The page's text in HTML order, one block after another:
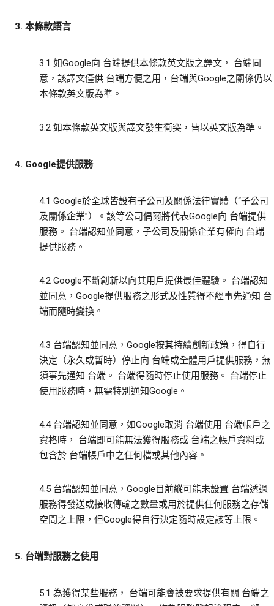
3. 本條款語言
3.1 如Google向 台端提供本條款英文版之譯文， 台端同
意，該譯文僅供 台端方便之用，台端與Google之關係仍以
本條款英文版為準。
3.2 如本條款英文版與譯文發生衝突，皆以英文版為準。
4. Google提供服務
4.1 Google於全球皆設有子公司及關係法律實體（“子公司
及關係企業”）。該等公司偶爾將代表Google向 台端提供
服務。 台端認知並同意，子公司及關係企業有權向 台端
提供服務。
4.2 Google不斷創新以向其用戶提供最佳體驗。 台端認知
並同意，Google提供服務之形式及性質得不經事先通知 台
端而隨時變換。
4.3 台端認知並同意，Google按其持續創新政策，得自行
決定（永久或暫時）停止向 台端或全體用戶提供服務，無
須事先通知 台端。 台端得隨時停止使用服務。 台端停止
使用服務時，無需特別通知Google。
4.4 台端認知並同意，如Google取消 台端使用 台端帳戶之
資格時， 台端即可能無法獲得服務或 台端之帳戶資料或
包含於 台端帳戶中之任何檔或其他內容。
4.5 台端認知並同意，Google目前縱可能未設置 台端透過
服務得發送或接收傳輸之數量或用於提供任何服務之存儲
空間之上限，但Google得自行決定隨時設定該等上限。
5. 台端對服務之使用
5.1 為獲得某些服務， 台端可能會被要求提供有關 台端之